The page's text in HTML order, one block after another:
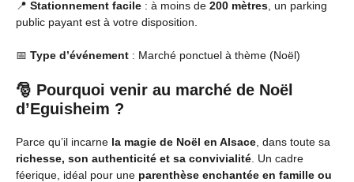
📍 Stationnement facile : à moins de 200 mètres , un parking
public payant est à votre disposition.
📅 Type d’événement : Marché ponctuel à thème (Noël)
🎅 Pourquoi venir au marché de Noël
d’Eguisheim ?
Parce qu’il incarne la magie de Noël en Alsace , dans toute sa
richesse, son authenticité et sa convivialité . Un cadre
féerique, idéal pour une parenthèse enchantée en famille ou